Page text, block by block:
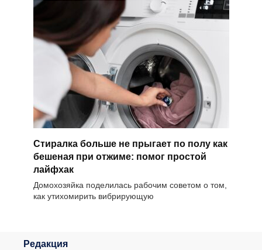
Стиралка больше не прыгает по полу как
бешеная при отжиме: помог простой
лайфхак
Домохозяйка поделилась рабочим советом о том,
как утихомирить вибрирующую
Редакция